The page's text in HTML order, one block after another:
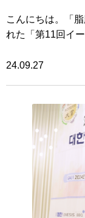
こんにちは。「
れた「第11回イ
24.09.27